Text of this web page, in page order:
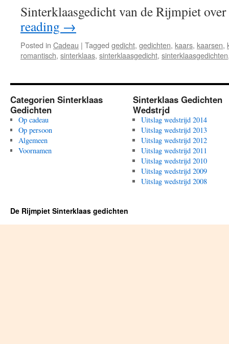
Sinterklaasgedicht van de Rijmpiet
reading →
Posted in Cadeau | Tagged gedicht, gedichten, kaars, kaarsen,
romantisch, sinterklaas, sinterklaasgedicht, sinterklaasgedichten
Categorien Sinterklaas
Gedichten
Op cadeau
Op persoon
Algemeen
Voornamen
Sinterklaas Gedichten
Wedstrjd
Uitslag wedstrijd 2014
Uitslag wedstrijd 2013
Uitslag wedstrijd 2012
Uitslag wedstrijd 2011
Uitslag wedstrijd 2010
Uitslag wedstrijd 2009
Uitslag wedstrijd 2008
De Rijmpiet Sinterklaas gedichten